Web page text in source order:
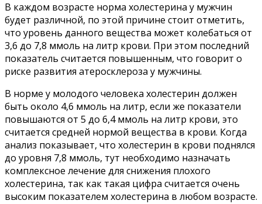
В каждом возрасте норма холестерина у мужчин
будет различной, по этой причине стоит отметить,
что уровень данного вещества может колебаться от
3,6 до 7,8 ммоль на литр крови. При этом последний
показатель считается повышенным, что говорит о
риске развития атеросклероза у мужчины.
В норме у молодого человека холестерин должен
быть около 4,6 ммоль на литр, если же показатели
повышаются от 5 до 6,4 ммоль на литр крови, это
считается средней нормой вещества в крови. Когда
анализ показывает, что холестерин в крови поднялся
до уровня 7,8 ммоль, тут необходимо назначать
комплексное лечение для снижения плохого
холестерина, так как такая цифра считается очень
высоким показателем холестерина в любом возрасте.